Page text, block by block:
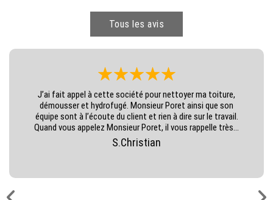
Tous les avis
J’ai fait appel à cette société pour nettoyer ma toiture,
démousser et hydrofugé. Monsieur Poret ainsi que son
équipe sont à l’écoute du client et rien à dire sur le travail.
Quand vous appelez Monsieur Poret, il vous rappelle très...
S.Christian